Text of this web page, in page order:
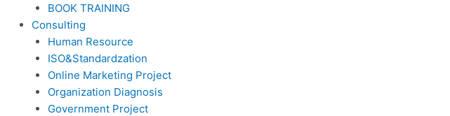
BOOK TRAINING
Consulting
Human Resource
ISO&Standardzation
Online Marketing Project
Organization Diagnosis
Government Project